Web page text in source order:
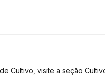
Cultivo, visite a seção